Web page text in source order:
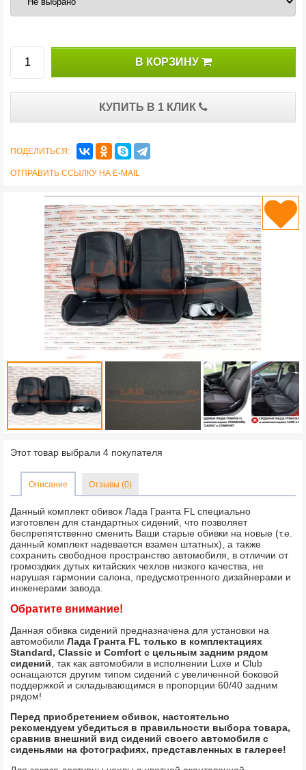
В КОРЗИНУ
КУПИТЬ В 1 КЛИК
ПОДЕЛИТЬСЯ:
ОТПРАВИТЬ ССЫЛКУ НА E-MAIL
Этот товар выбрали 4 покупателя
Описание Отзывы (0)
Данный комплект обивок Лада Гранта FL специально
изготовлен для стандартных сидений, что позволяет
беспрепятственно сменить Ваши старые обивки на новые (т.е.
данный комплект надевается взамен штатных), а также
сохранить свободное пространство автомобиля, в отличии от
громоздких дутых китайских чехлов низкого качества, не
нарушая гармонии салона, предусмотренного дизайнерами и
инженерами завода.
Обратите внимание!
Данная обивка сидений предназначена для установки на
автомобили Лада Гранта FL только в комплектациях
Standard, Classic и Comfort с цельным задним рядом
сидений, так как автомобили в исполнении Luxe и Club
оснащаются другим типом сидений с увеличенной боковой
поддержкой и складывающимся в пропорции 60/40 задним
рядом!
Перед приобретением обивок, настоятельно
рекомендуем убедиться в правильности выбора товара,
сравнив внешний вид сидений своего автомобиля с
сиденьями на фотографиях, представленных в галерее!